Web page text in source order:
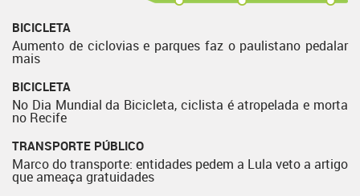
BICICLETA
Aumento de ciclovias e parques faz o paulistano pedalar
mais
BICICLETA
No Dia Mundial da Bicicleta, ciclista é atropelada e morta
no Recife
TRANSPORTE PÚBLICO
Marco do transporte: entidades pedem a Lula veto a artigo
que ameaça gratuidades